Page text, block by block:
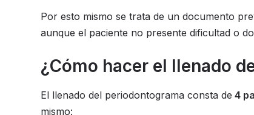
Por esto mismo se trata de un documento
aunque el paciente no presente dificultad o
¿Cómo hacer el llenado
El llenado del periodontograma consta de 4
mismo: